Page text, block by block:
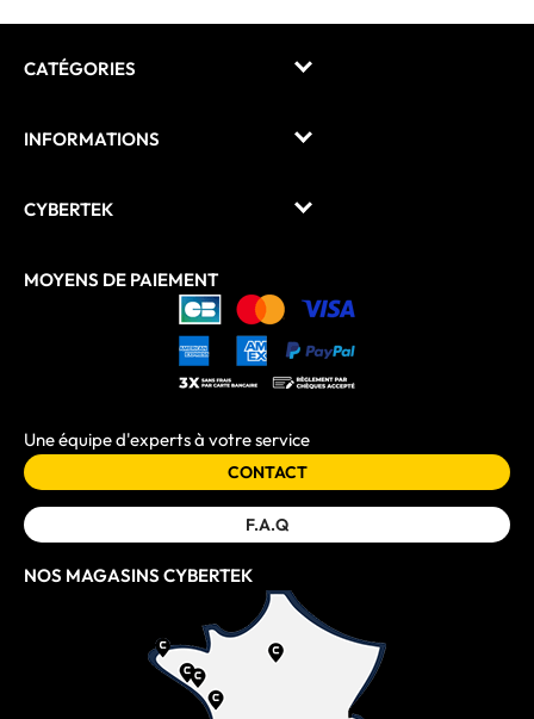
CATÉGORIES
INFORMATIONS
CYBERTEK
MOYENS DE PAIEMENT
Une équipe d'experts à votre service
CONTACT
F.A.Q
NOS MAGASINS CYBERTEK